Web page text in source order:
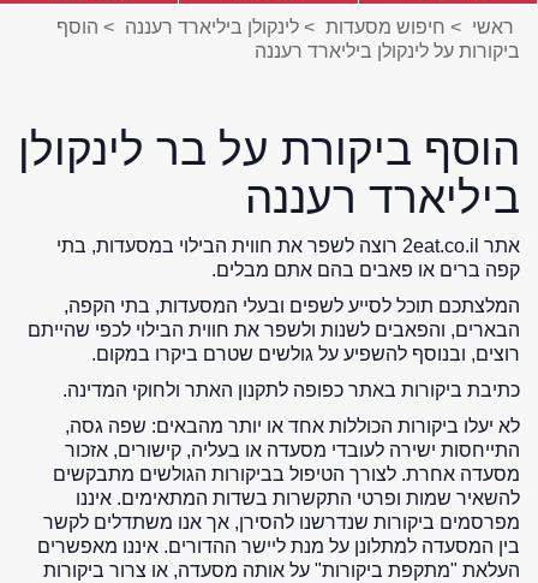
ראשי > חיפוש מסעדות > לינקולן ביליארד רעננה > הוסף
ביקורות על לינקולן ביליארד רעננה
הוסף ביקורת על בר לינקולן
ביליארד רעננה
אתר 2eat.co.il רוצה לשפר את חווית הבילוי במסעדות, בתי
קפה ברים או פאבים בהם אתם מבלים.
המלצתכם תוכל לסייע לשפים ובעלי המסעדות, בתי הקפה,
הבארים, והפאבים לשנות ולשפר את חווית הבילוי לכפי שהייתם
רוצים, ובנוסף להשפיע על גולשים שטרם ביקרו במקום.
כתיבת ביקורות באתר כפופה לתקנון האתר ולחוקי המדינה.
לא יעלו ביקורות הכוללות אחד או יותר מהבאים: שפה גסה,
התייחסות ישירה לעובדי מסעדה או בעליה, קישורים, אזכור
מסעדה אחרת. לצורך הטיפול בביקורות הגולשים מתבקשים
להשאיר שמות ופרטי התקשרות בשדות המתאימים. איננו
מפרסמים ביקורות שנדרשנו להסירן, אך אנו משתדלים לקשר
בין המסעדה למתלונן על מנת ליישר ההדורים. איננו מאפשרים
העלאת "מתקפת ביקורות" על אותה מסעדה, או צרור ביקורות